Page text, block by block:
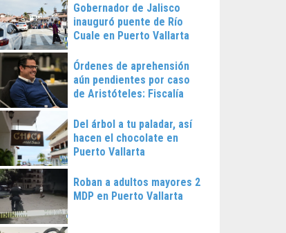
Gobernador de Jalisco
inauguró puente de Río
Cuale en Puerto Vallarta
Órdenes de aprehensión
aún pendientes por caso
de Aristóteles: Fiscalía
Del árbol a tu paladar, así
hacen el chocolate en
Puerto Vallarta
Roban a adultos mayores 2
MDP en Puerto Vallarta